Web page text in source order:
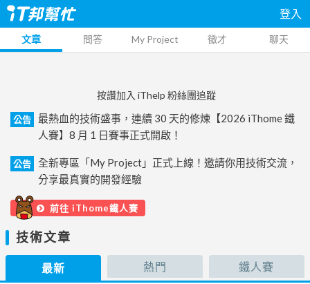
登入
文章 問答 My Project 徵才 聊天
按讚加入 iThelp 粉絲團追蹤
公告
最熱血的技術盛事，連續 30 天的修煉【2026 iThome 鐵
人賽】8 月 1 日賽事正式開啟！
公告
全新專區「My Project」正式上線！邀請你用技術交流，
分享最真實的開發經驗
前往 iThome鐵人賽
技術文章
最新 熱門 鐵人賽